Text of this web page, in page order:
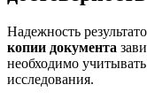
Надежность
копии документа
необходимо
исследования.